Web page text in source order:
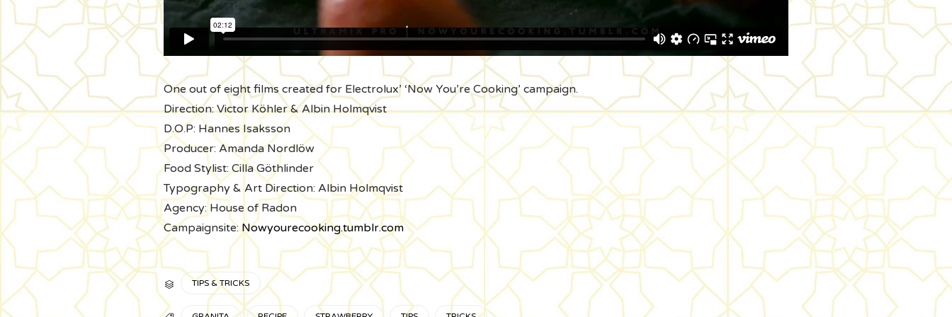
One out of eight films created for Electrolux’ ‘Now You’re Cooking’ campaign.
Direction: Victor Köhler & Albin Holmqvist
D.O.P: Hannes Isaksson
Producer: Amanda Nordlöw
Food Stylist: Cilla Göthlinder
Typography & Art Direction: Albin Holmqvist
Agency: House of Radon
Campaignsite:Nowyourecooking.tumblr.com

CATÉGORIE
TIPS & TRICKS
TAGS